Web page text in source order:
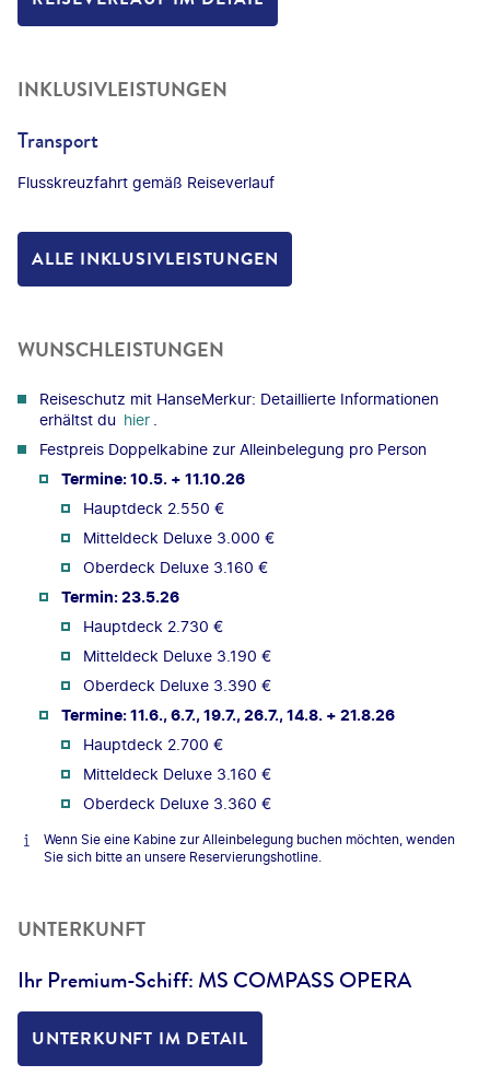
INKLUSIVLEISTUNGEN
Transport
Flusskreuzfahrt gemäß Reiseverlauf
ALLE INKLUSIVLEISTUNGEN
WUNSCHLEISTUNGEN
Reiseschutz mit HanseMerkur: Detaillierte Informationen
erhältst du hier
Festpreis Doppelkabine zur Alleinbelegung pro Person
Termine: 10.5. + 11.10.26
Hauptdeck 2.550 €
Mitteldeck Deluxe 3.000 €
Oberdeck Deluxe 3.160 €
Termin: 23.5.26
Hauptdeck 2.730 €
Mitteldeck Deluxe 3.190 €
Oberdeck Deluxe 3.390 €
Termine: 11.6., 6.7., 19.7., 26.7., 14.8. + 21.8.26
Hauptdeck 2.700 €
Mitteldeck Deluxe 3.160 €
Oberdeck Deluxe 3.360 €
Wenn Sie eine Kabine zur Alleinbelegung buchen möchten, wenden
Sie sich bitte an unsere Reservierungshotline.
UNTERKUNFT
Ihr Premium-Schiff: MS COMPASS OPERA
UNTERKUNFT IM DETAIL